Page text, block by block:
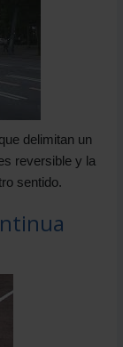
delimitan un
reversible y la
sentido.